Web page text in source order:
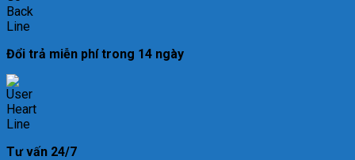
Đổi trả miễn phí trong 14 ngày
Tư vấn 24/7